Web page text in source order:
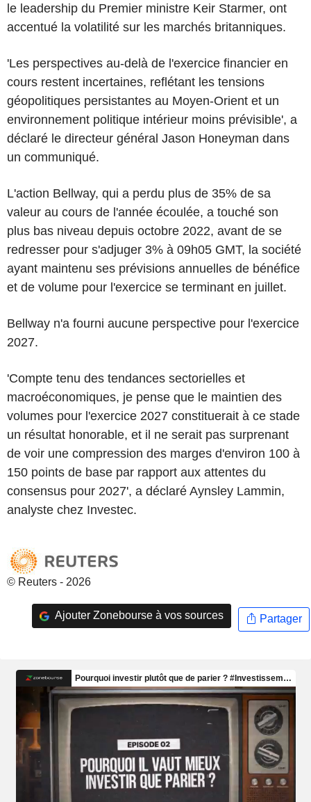
le leadership du Premier ministre Keir Starmer, ont
accentué la volatilité sur les marchés britanniques.
'Les perspectives au-delà de l'exercice financier en
cours restent incertaines, reflétant les tensions
géopolitiques persistantes au Moyen-Orient et un
environnement politique intérieur moins prévisible', a
déclaré le directeur général Jason Honeyman dans
un communiqué.
L'action Bellway, qui a perdu plus de 35% de sa
valeur au cours de l'année écoulée, a touché son
plus bas niveau depuis octobre 2022, avant de se
redresser pour s'adjuger 3% à 09h05 GMT, la société
ayant maintenu ses prévisions annuelles de bénéfice
et de volume pour l'exercice se terminant en juillet.
Bellway n'a fourni aucune perspective pour l'exercice
2027.
'Compte tenu des tendances sectorielles et
macroéconomiques, je pense que le maintien des
volumes pour l'exercice 2027 constituerait à ce stade
un résultat honorable, et il ne serait pas surprenant
de voir une compression des marges d'environ 100 à
150 points de base par rapport aux attentes du
consensus pour 2027', a déclaré Aynsley Lammin,
analyste chez Investec.
© Reuters - 2026
Ajouter Zonebourse à vos sources Partager